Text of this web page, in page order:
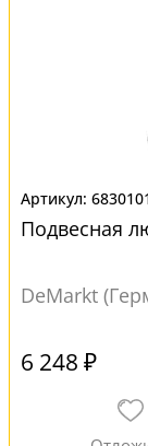
Подвесная
DeMarkt
6 248 ₽